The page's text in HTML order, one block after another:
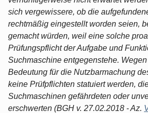
sich vergewissere, ob die
rechtmäßig eingestellt worden seien,
gemacht würden, weil eine solche
Prüfungspflicht der Aufgabe und
Suchmaschine entgegenstehe.
Bedeutung für die Nutzbarmachung
keine Prüfpflichten statuiert werden,
Suchmaschinen gefährdeten oder
erschwerten (BGH v. 27.02.2018 - Az.